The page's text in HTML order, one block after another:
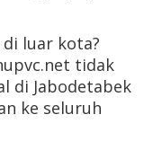
luar kota?
tidak
di Jabodetabek
ke seluruh